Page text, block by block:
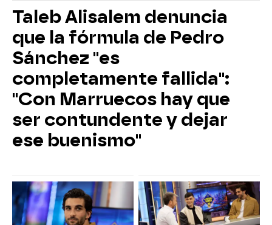
Taleb Alisalem denuncia
que la fórmula de Pedro
Sánchez "es
completamente fallida":
"Con Marruecos hay que
ser contundente y dejar
ese buenismo"